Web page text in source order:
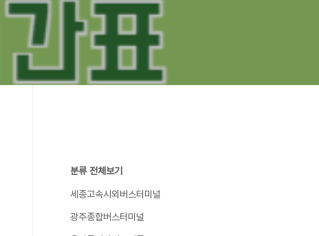
분류 전체보기
세종고속시외버스터미널
광주종합버스터미널